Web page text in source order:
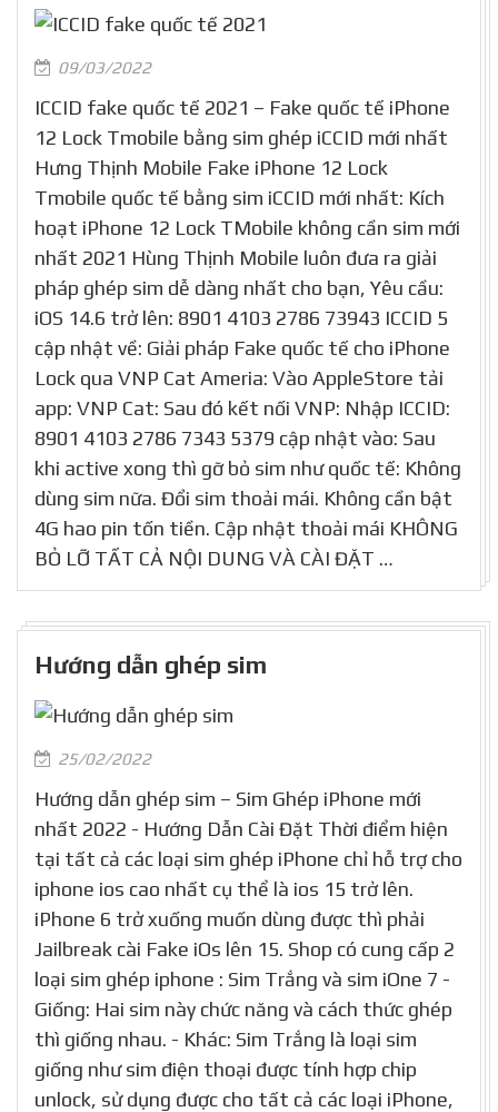
09/03/2022
ICCID fake quốc tế 2021 – Fake quốc tế iPhone
12 Lock Tmobile bằng sim ghép iCCID mới nhất
Hưng Thịnh Mobile Fake iPhone 12 Lock
Tmobile quốc tế bằng sim iCCID mới nhất: Kích
hoạt iPhone 12 Lock TMobile không cần sim mới
nhất 2021 Hùng Thịnh Mobile luôn đưa ra giải
pháp ghép sim dễ dàng nhất cho bạn, Yêu cầu:
iOS 14.6 trở lên: 8901 4103 2786 73943 ICCID 5
cập nhật về: Giải pháp Fake quốc tế cho iPhone
Lock qua VNP Cat Ameria: Vào AppleStore tải
app: VNP Cat: Sau đó kết nối VNP: Nhập ICCID:
8901 4103 2786 7343 5379 cập nhật vào: Sau
khi active xong thì gỡ bỏ sim như quốc tế: Không
dùng sim nữa. Đổi sim thoải mái. Không cần bật
4G hao pin tốn tiền. Cập nhật thoải mái KHÔNG
BỎ LỠ TẤT CẢ NỘI DUNG VÀ CÀI ĐẶT …
Hướng dẫn ghép sim
25/02/2022
Hướng dẫn ghép sim – Sim Ghép iPhone mới
nhất 2022 - Hướng Dẫn Cài Đặt Thời điểm hiện
tại tất cả các loại sim ghép iPhone chỉ hỗ trợ cho
iphone ios cao nhất cụ thể là ios 15 trở lên.
iPhone 6 trở xuống muốn dùng được thì phải
Jailbreak cài Fake iOs lên 15. Shop có cung cấp 2
loại sim ghép iphone : Sim Trắng và sim iOne 7 -
Giống: Hai sim này chức năng và cách thức ghép
thì giống nhau. - Khác: Sim Trắng là loại sim
giống như sim điện thoại được tính hợp chip
unlock, sử dụng được cho tất cả các loại iPhone,